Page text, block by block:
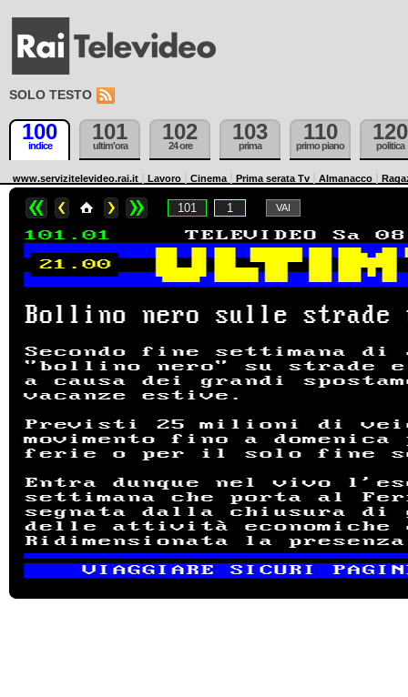
SOLO TESTO
100
indice
101
ultim'ora
102
24 ore
103
prima
110
primo piano
120
politica
www.servizitelevideo.rai.it Lavoro Cinema Prima serata Tv Almanacco